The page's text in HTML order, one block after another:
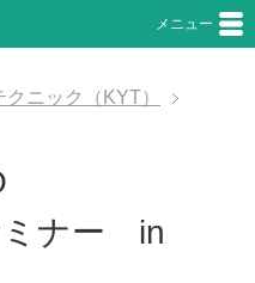
メニュー
クニック（KYT）
ナー in